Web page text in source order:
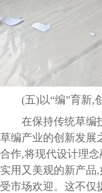
(五)以“编”育新,
在保持传统草编技
草编产业的创新发展
合作,将现代设计理
实用又美观的新产品
受市场欢迎。这不仅